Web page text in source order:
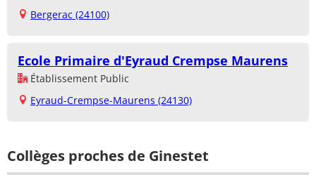
Bergerac (24100)
Ecole Primaire d'Eyraud Crempse Maurens
Établissement Public
Eyraud-Crempse-Maurens (24130)
Collèges proches de Ginestet